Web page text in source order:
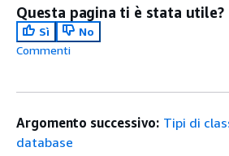
Questa pagina ti è stata utile?
Sì
No
Commenti
Argomento successivo: Tipi di
database